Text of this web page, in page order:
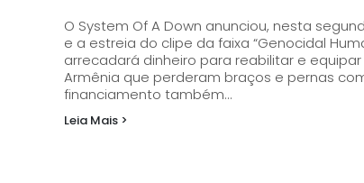
O System Of A Down anunciou, nesta
e a estreia do clipe da faixa “Genocidal
arrecadará dinheiro para reabilitar e
Armênia que perderam braços e pernas
financiamento também...
Leia Mais >